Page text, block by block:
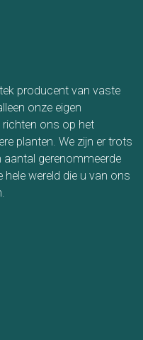
producent van vaste
onze eigen
richten ons op het
planten. We zijn er trots
gerenommeerde
wereld die u van ons